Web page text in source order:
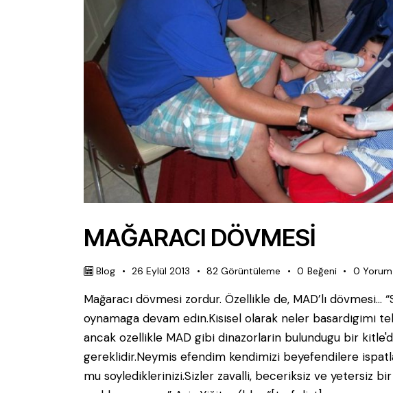
MAĞARACI DÖVMESİ
Blog 26 Eylül 2013 82 Görüntüleme 0 Beğeni 0 Yorum
Mağaracı dövmesi zordur. Özellikle de, MAD’lı dövmesi…
oynamaga devam edin.Kisisel olarak neler basardigimi
ancak ozellikle MAD gibi dinazorlarin bulundugu bir
gereklidir.Neymis efendim kendimizi beyefendilere
mu soylediklerinizi.Sizler zavalli, beceriksiz ve yetersiz